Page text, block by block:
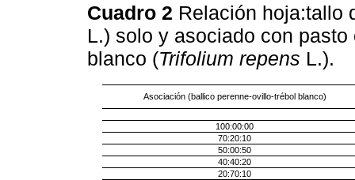
Cuadro 2 Relación hoja:tallo
L.) solo y asociado con pasto
blanco (Trifolium repens L.).
Asociación (ballico perenne-ovillo-trébol blanco)
100:00:00
70:20:10
50:00:50
40:40:20
20:70:10